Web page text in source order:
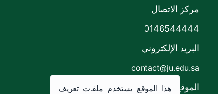
مركز الاتصال
0146544444
البريد الإلكتروني
contact@ju.edu.sa
الموقع
هذا الموقع يستخدم ملفات تعريف